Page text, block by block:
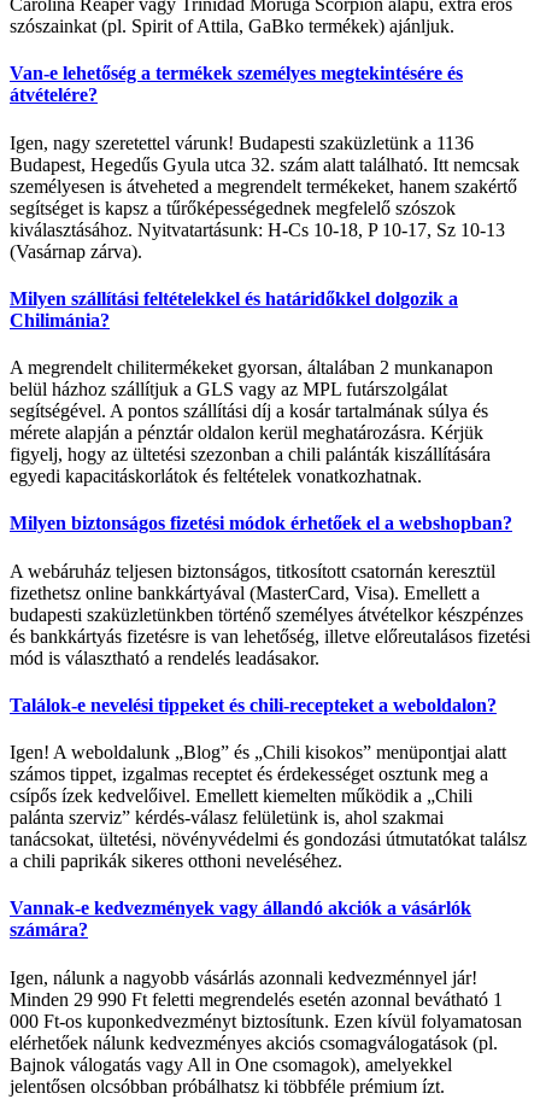
Carolina Reaper vagy Trinidad Moruga Scorpion alapú, extra erős
szószainkat (pl. Spirit of Attila, GaBko termékek) ajánljuk.
Van-e lehetőség a termékek személyes megtekintésére és
átvételére?
Igen, nagy szeretettel várunk! Budapesti szaküzletünk a 1136
Budapest, Hegedűs Gyula utca 32. szám alatt található. Itt nemcsak
személyesen is átveheted a megrendelt termékeket, hanem szakértő
segítséget is kapsz a tűrőképességednek megfelelő szószok
kiválasztásához. Nyitvatartásunk: H-Cs 10-18, P 10-17, Sz 10-13
(Vasárnap zárva).
Milyen szállítási feltételekkel és határidőkkel dolgozik a
Chilimánia?
A megrendelt chilitermékeket gyorsan, általában 2 munkanapon
belül házhoz szállítjuk a GLS vagy az MPL futárszolgálat
segítségével. A pontos szállítási díj a kosár tartalmának súlya és
mérete alapján a pénztár oldalon kerül meghatározásra. Kérjük
figyelj, hogy az ültetési szezonban a chili palánták kiszállítására
egyedi kapacitáskorlátok és feltételek vonatkozhatnak.
Milyen biztonságos fizetési módok érhetőek el a webshopban?
A webáruház teljesen biztonságos, titkosított csatornán keresztül
fizethetsz online bankkártyával (MasterCard, Visa). Emellett a
budapesti szaküzletünkben történő személyes átvételkor készpénzes
és bankkártyás fizetésre is van lehetőség, illetve előreutalásos fizetési
mód is választható a rendelés leadásakor.
Találok-e nevelési tippeket és chili-recepteket a weboldalon?
Igen! A weboldalunk „Blog” és „Chili kisokos” menüpontjai alatt
számos tippet, izgalmas receptet és érdekességet osztunk meg a
csípős ízek kedvelőivel. Emellett kiemelten működik a „Chili
palánta szerviz” kérdés-válasz felületünk is, ahol szakmai
tanácsokat, ültetési, növényvédelmi és gondozási útmutatókat találsz
a chili paprikák sikeres otthoni neveléséhez.
Vannak-e kedvezmények vagy állandó akciók a vásárlók
számára?
Igen, nálunk a nagyobb vásárlás azonnali kedvezménnyel jár!
Minden 29 990 Ft feletti megrendelés esetén azonnal bevátható 1
000 Ft-os kuponkedvezményt biztosítunk. Ezen kívül folyamatosan
elérhetőek nálunk kedvezményes akciós csomagválogatások (pl.
Bajnok válogatás vagy All in One csomagok), amelyekkel
jelentősen olcsóbban próbálhatsz ki többféle prémium ízt.